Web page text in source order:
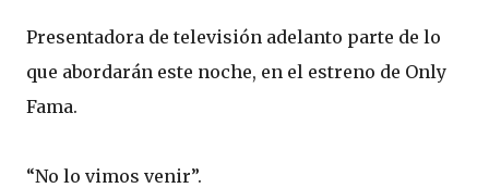
Presentadora de televisión adelanto parte de lo
que abordarán este noche, en el estreno de Only
Fama.
“No lo vimos venir”.